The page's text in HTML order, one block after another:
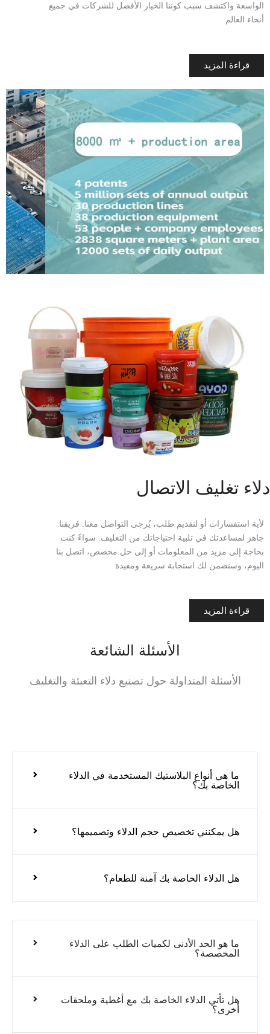
الواسعة واكتشف سبب كوننا الخيار الأفضل للشركات في جميع
أنحاء العالم
قراءة المزيد
دلاء تغليف الاتصال
لأية استفسارات أو لتقديم طلب، يُرجى التواصل معنا. فريقنا
جاهز لمساعدتك في تلبية احتياجاتك من التغليف. سواءً كنت
بحاجة إلى مزيد من المعلومات أو إلى حل مخصص، اتصل بنا
اليوم، وسنضمن لك استجابة سريعة ومفيدة
قراءة المزيد
الأسئلة الشائعة
الأسئلة المتداولة حول تصنيع دلاء التعبئة والتغليف
ما هي أنواع البلاستيك المستخدمة في الدلاء
الخاصة بك؟
هل يمكنني تخصيص حجم الدلاء وتصميمها؟
هل الدلاء الخاصة بك آمنة للطعام؟
ما هو الحد الأدنى لكميات الطلب على الدلاء
المخصصة؟
هل تأتي الدلاء الخاصة بك مع أغطية وملحقات
أخرى؟